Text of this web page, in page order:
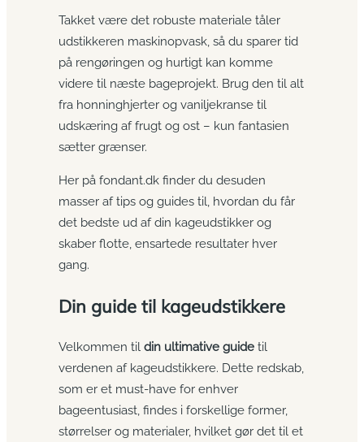
Takket være det robuste materiale tåler
udstikkeren maskinopvask, så du sparer tid
på rengøringen og hurtigt kan komme
videre til næste bageprojekt. Brug den til alt
fra honninghjerter og vaniljekranse til
udskæring af frugt og ost – kun fantasien
sætter grænser.
Her på fondant.dk finder du desuden
masser af tips og guides til, hvordan du får
det bedste ud af din kageudstikker og
skaber flotte, ensartede resultater hver
gang.
Din guide til kageudstikkere
Velkommen til din ultimative guide til
verdenen af kageudstikkere. Dette redskab,
som er et must-have for enhver
bageentusiast, findes i forskellige former,
størrelser og materialer, hvilket gør det til et